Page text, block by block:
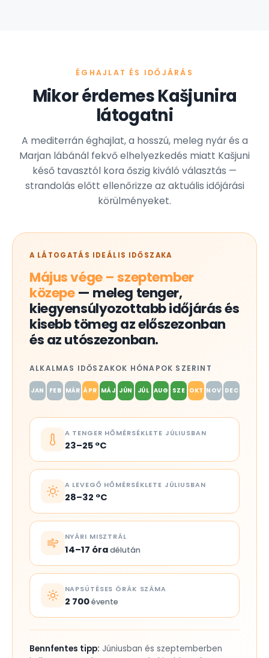
ÉGHAJLAT ÉS IDŐJÁRÁS
Mikor érdemes Kašjunira
látogatni
A mediterrán éghajlat, a hosszú, meleg nyár és a
Marjan lábánál fekvő elhelyezkedés miatt Kašjuni
késő tavasztól kora őszig kiváló választás —
strandolás előtt ellenőrizze az aktuális időjárási
körülményeket.
A LÁTOGATÁS IDEÁLIS IDŐSZAKA
Május vége – szeptember
közepe— meleg tenger,
kiegyensúlyozottabb időjárás és
kisebb tömeg az előszezonban
és az utószezonban.
ALKALMAS IDŐSZAKOK HÓNAPOK SZERINT
JAN FEB MÁR ÁPR MÁJ JÚN JÚL AUG SZE OKT NOV DEC
A TENGER HŐMÉRSÉKLETE JÚLIUSBAN
23–25 °C
A LEVEGŐ HŐMÉRSÉKLETE JÚLIUSBAN
28–32 °C
NYÁRI MISZTRÁL
14–17 óradélután
NAPSÜTÉSES ÓRÁK SZÁMA
2 700évente
Bennfentes tipp: Júniusban és szeptemberben